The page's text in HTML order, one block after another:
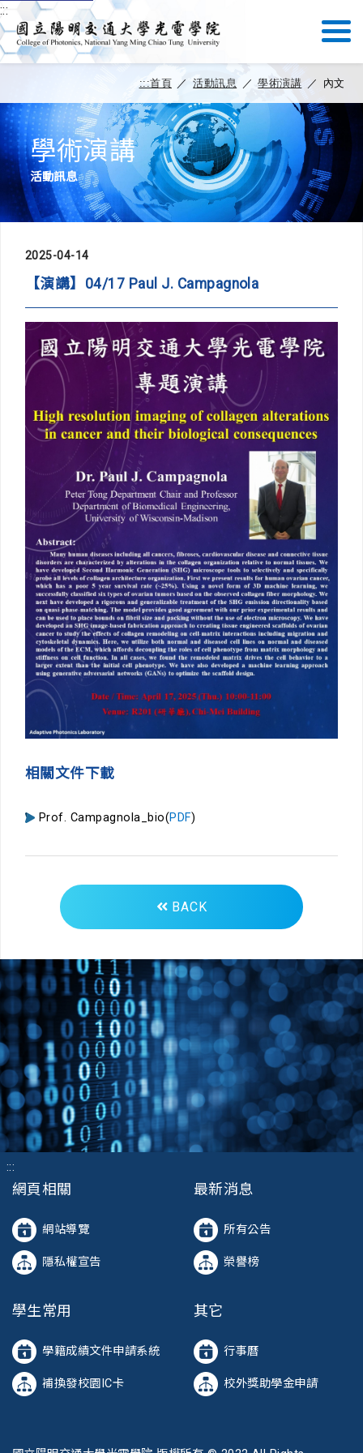
:::
:::首頁 ／ 活動訊息 ／ 學術演講 ／ 內文
學術演講
活動訊息
2025-04-14
【演講】04/17 Paul J. Campagnola
相關文件下載
Prof. Campagnola_bio(PDF)
BACK
:::
網頁相關
網站導覽
隱私權宣告
最新消息
所有公告
榮譽榜
學生常用
學籍成績文件申請系統
補換發校園IC卡
其它
行事曆
校外獎助學金申請